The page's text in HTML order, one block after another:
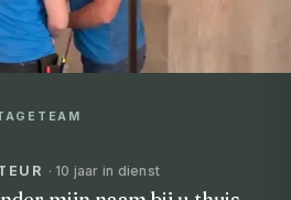
· 10 jaar in dienst